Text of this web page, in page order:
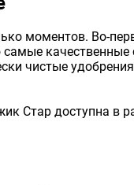
моментов. Во-
чистые
Стар доступна в